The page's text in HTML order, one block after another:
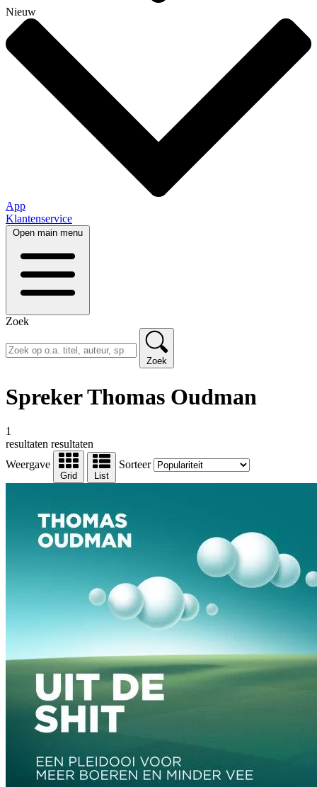
Nieuw
App
Klantenservice
Open main menu
Zoek
Zoek
Spreker Thomas Oudman
1
resultaten resultaten
Weergave
Grid List
Sorteer